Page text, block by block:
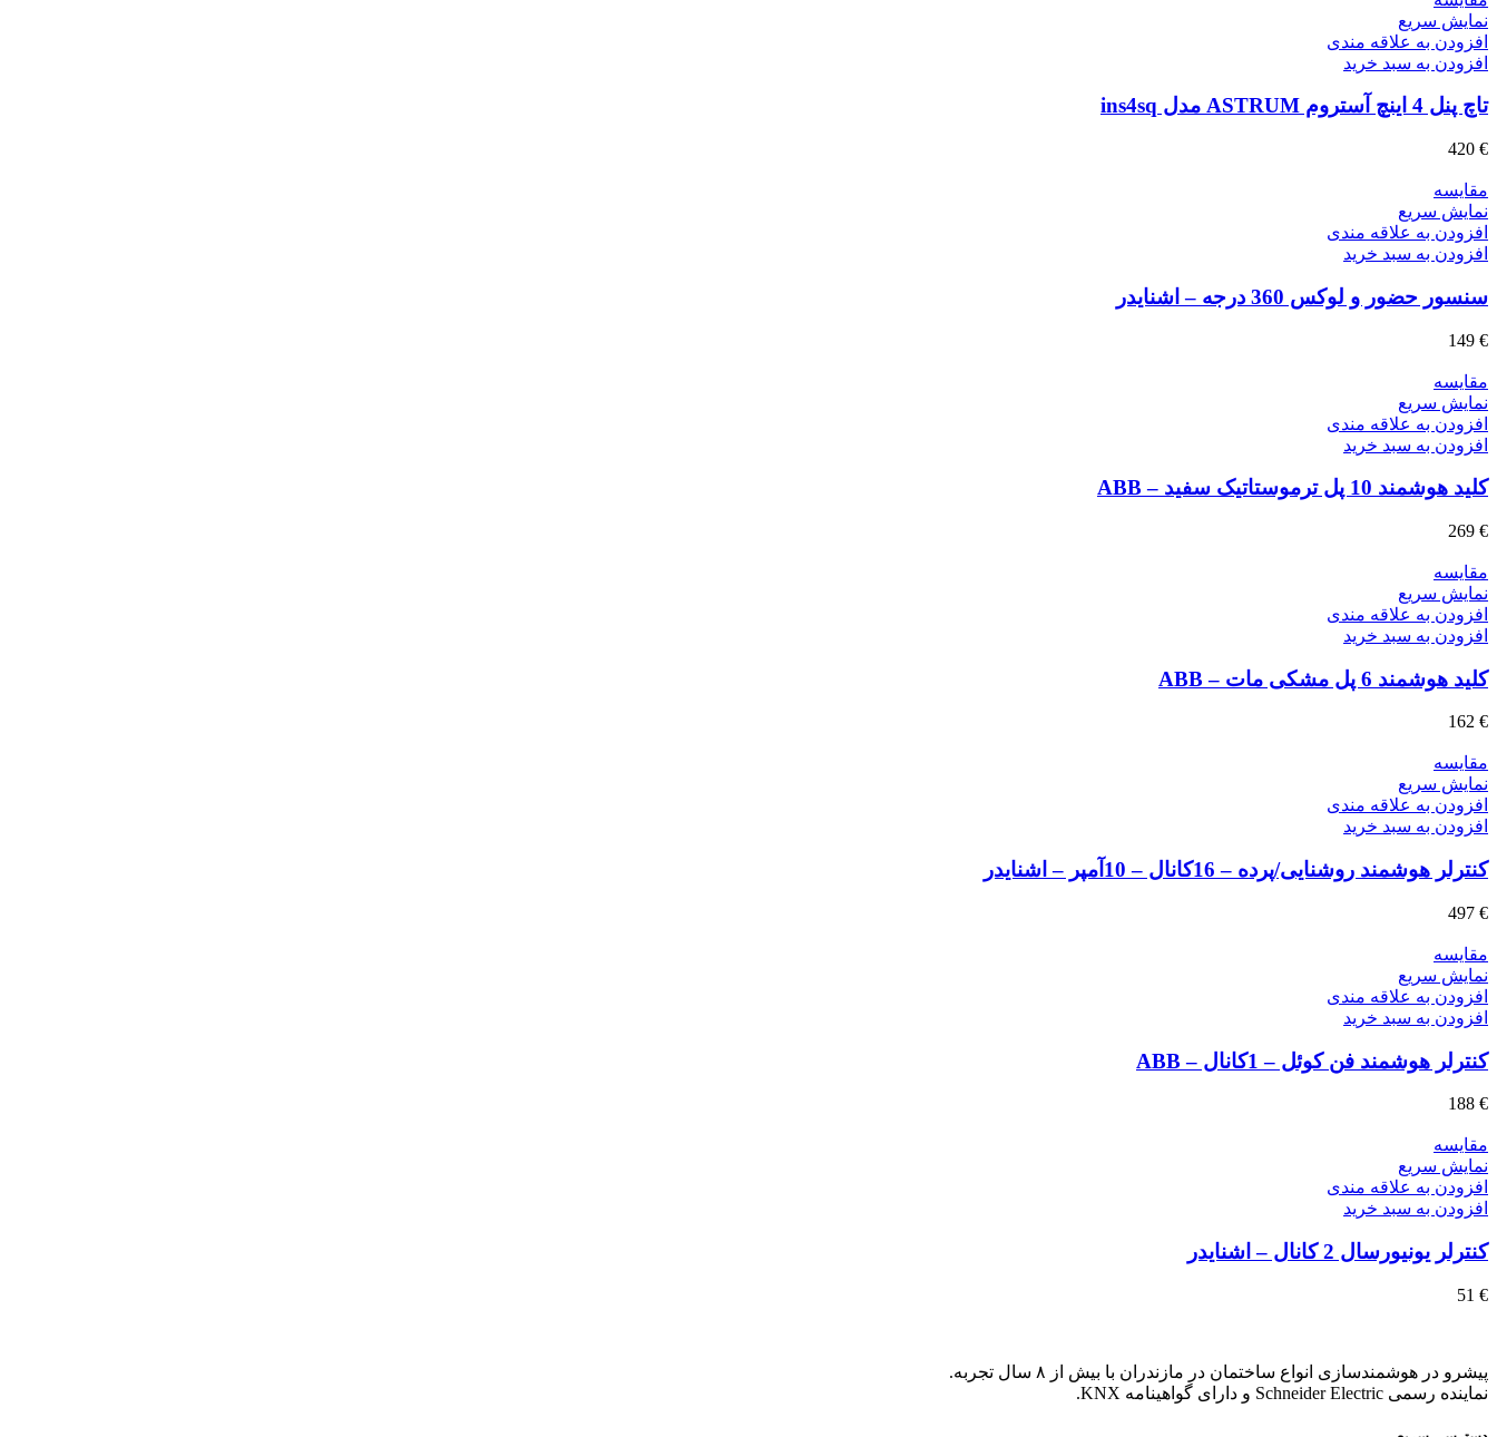
نمایش سریع
افزودن به علاقه مندی
افزودن به سبد خرید
تاچ پنل 4 اینچ آستروم ASTRUM مدل ins4sq
420 €
مقايسه
نمایش سریع
افزودن به علاقه مندی
افزودن به سبد خرید
سنسور حضور و لوکس 360 درجه – اشنایدر
149 €
مقايسه
نمایش سریع
افزودن به علاقه مندی
افزودن به سبد خرید
کلید هوشمند 10 پل ترموستاتیک سفید – ABB
269 €
مقايسه
نمایش سریع
افزودن به علاقه مندی
افزودن به سبد خرید
کلید هوشمند 6 پل مشکی مات – ABB
162 €
مقايسه
نمایش سریع
افزودن به علاقه مندی
افزودن به سبد خرید
کنترلر هوشمند روشنایی/پرده – 16کانال – 10آمپر – اشنایدر
497 €
مقايسه
نمایش سریع
افزودن به علاقه مندی
افزودن به سبد خرید
کنترلر هوشمند فن کوئل – 1کانال – ABB
188 €
مقايسه
نمایش سریع
افزودن به علاقه مندی
افزودن به سبد خرید
کنترلر یونیورسال 2 کانال – اشنایدر
51 €
پیشرو در هوشمندسازی انواع ساختمان در مازندران با بیش از ۸ سال تجربه.
نماینده رسمی Schneider Electric و دارای گواهینامه KNX.